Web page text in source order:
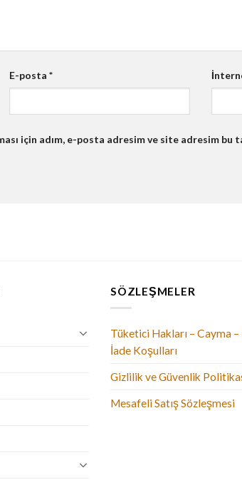
E-posta*
için adım, e-posta adresim ve site adresim bu
SÖZLEŞMELER
Tüketici Hakları – Cayma
İade Koşulları
Gizlilik ve Güvenlik
Mesafeli Satış Sözleşmesi